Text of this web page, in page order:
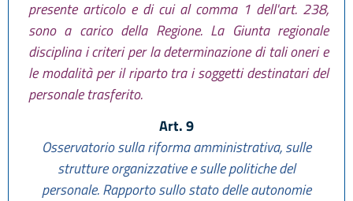
presente articolo e di cui al comma 1 dell'art. 238,
sono a carico della Regione. La Giunta regionale
disciplina i criteri per la determinazione di tali oneri e
le modalità per il riparto tra i soggetti destinatari del
personale trasferito.
Art. 9
Osservatorio sulla riforma amministrativa, sulle
strutture organizzative e sulle politiche del
personale. Rapporto sullo stato delle autonomie